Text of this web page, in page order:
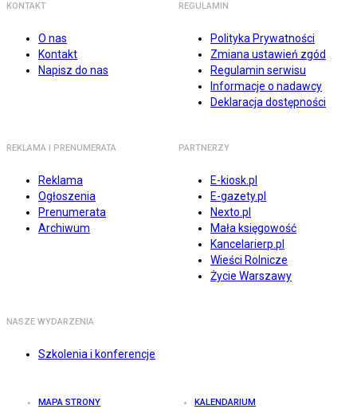
KONTAKT
O nas
Kontakt
Napisz do nas
REGULAMIN
Polityka Prywatności
Zmiana ustawień zgód
Regulamin serwisu
Informacje o nadawcy
Deklaracja dostępności
REKLAMA I PRENUMERATA
Reklama
Ogłoszenia
Prenumerata
Archiwum
PARTNERZY
E-kiosk.pl
E-gazety.pl
Nexto.pl
Mała księgowość
Kancelarierp.pl
Wieści Rolnicze
Życie Warszawy
NASZE WYDARZENIA
Szkolenia i konferencje
MAPA STRONY KALENDARIUM